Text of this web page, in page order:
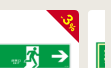
-
3
%